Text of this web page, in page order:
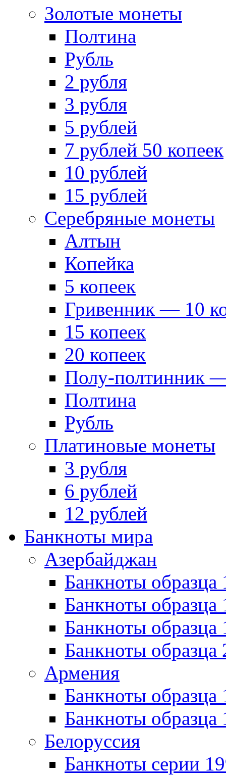
Золотые монеты
Полтина
Рубль
2 рубля
3 рубля
5 рублей
7 рублей 50 копеек
10 рублей
15 рублей
Серебряные монеты
Алтын
Копейка
5 копеек
Гривенник — 10
15 копеек
20 копеек
Полу-полтинник
Полтина
Рубль
Платиновые монеты
3 рубля
6 рублей
12 рублей
Банкноты мира
Азербайджан
Банкноты образца
Банкноты образца
Банкноты
Банкноты образца
Армения
Банкноты образца
Банкноты образца
Белоруссия
Банкноты серии